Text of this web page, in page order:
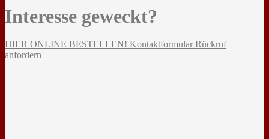
Interesse geweckt?
HIER ONLINE BESTELLEN! Kontaktformular Rückruf
anfordern